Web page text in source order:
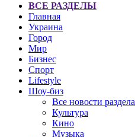
ВСЕ РАЗДЕЛЫ
Главная
Украина
Город
Мир
Бизнес
Спорт
Lifestyle
Шоу-биз
Все новости раздела
Культура
Кино
Музыка